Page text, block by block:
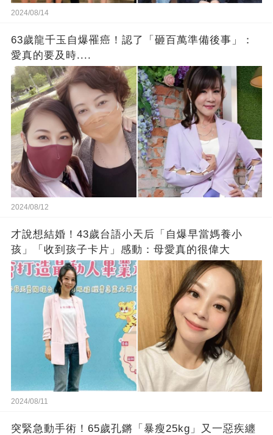
2024/08/14
63歲龍千玉自爆罹癌！認了「砸百萬準備後事」：
愛真的要及時....
2024/08/12
才說想結婚！43歲台語小天后「自爆早當媽養小
孩」「收到孩子卡片」感動：母愛真的很偉大
2024/08/11
突緊急動手術！65歲孔鏘「暴瘦25kg」又一惡疾纏